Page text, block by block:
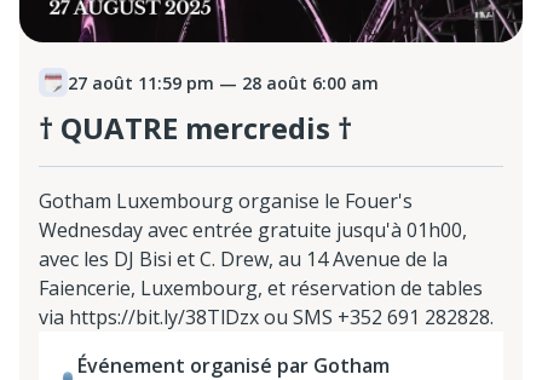
27 août 11:59 pm — 28 août 6:00 am
† QUATRE mercredis †
Gotham Luxembourg organise le Fouer's
Wednesday avec entrée gratuite jusqu'à 01h00,
avec les DJ Bisi et C. Drew, au 14 Avenue de la
Faiencerie, Luxembourg, et réservation de tables
via https://bit.ly/38TlDzx ou SMS +352 691 282828.
Événement organisé par Gotham